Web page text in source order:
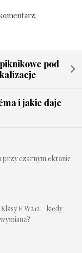
pod
i jakie daje
przy czarnym ekranie
E W212 – kiedy